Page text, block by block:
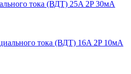
тока (ВДТ) 25A 2P 30мА